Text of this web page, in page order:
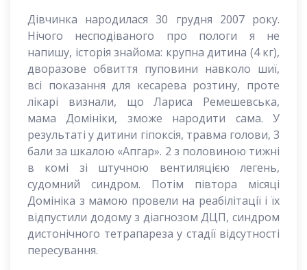
Дівчинка народилася 30 грудня 2007 року.
Нічого несподіваного про пологи я не
напишу, історія знайома: крупна дитина (4 кг),
дворазове обвиття пуповини навколо шиї,
всі показання для кесарева розтину, проте
лікарі визнали, що Лариса Ремешевська,
мама Домініки, зможе народити сама. У
результаті у дитини гіпоксія, травма голови, 3
бали за шкалою «Апгар». 2 з половиною тижні
в комі зі штучною вентиляцією легень,
судомний синдром. Потім півтора місяці
Домініка з мамою провели на реабілітації і їх
відпустили додому з діагнозом ДЦП, синдром
дистонічного тетрапареза у стадії відсутності
пересування.